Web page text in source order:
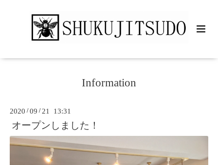
Information
2020 /09 / 21 13:31
オープンしました！